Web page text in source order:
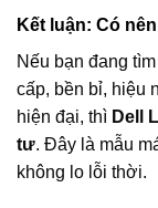
Kết luận: Có
Nếu bạn đang
cấp, bền bỉ, hiệu
hiện đại, thì Dell
tư. Đây là mẫu
không lo lỗi thời.